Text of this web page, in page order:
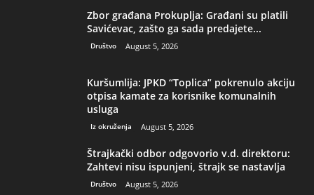
Zbor građana Prokuplja: Građani su platili
Savićevac, zašto ga sada predajete...
Društvo August 5, 2026
Kuršumlija: JPKD “Toplica” pokrenulo akciju
otpisa kamate za korisnike komunalnih
usluga
Iz okruženja August 5, 2026
Štrajkački odbor odgovorio v.d. direktoru:
Zahtevi nisu ispunjeni, štrajk se nastavlja
Društvo August 5, 2026